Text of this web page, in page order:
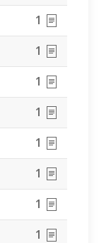
1
1
1
1
1
1
1
1